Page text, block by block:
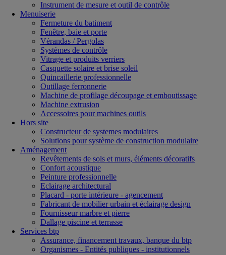
Instrument de mesure et outil de contrôle
Menuiserie
Fermeture du batiment
Fenêtre, baie et porte
Vérandas / Pergolas
Systèmes de contrôle
Vitrage et produits verriers
Casquette solaire et brise soleil
Quincaillerie professionnelle
Outillage ferronnerie
Machine de profilage découpage et emboutissage
Machine extrusion
Accessoires pour machines outils
Hors site
Constructeur de systemes modulaires
Solutions pour système de construction modulaire
Aménagement
Revêtements de sols et murs, éléments décoratifs
Confort acoustique
Peinture professionnelle
Eclairage architectural
Placard - porte intérieure - agencement
Fabricant de mobilier urbain et éclairage design
Fournisseur marbre et pierre
Dallage piscine et terrasse
Services btp
Assurance, financement travaux, banque du btp
Organismes - Entités publiques - institutionnels